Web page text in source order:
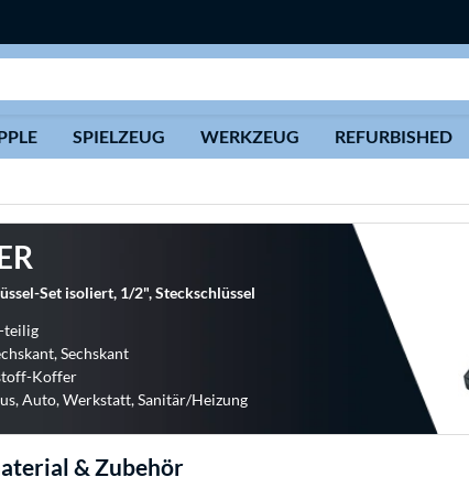
SPIELZEUG WERKZEUG REFURBISHED
Set isoliert, 1/2", Steckschlüssel
teilig
Sechskant
Koffer
Auto, Werkstatt, Sanitär/Heizung
& Zubehör